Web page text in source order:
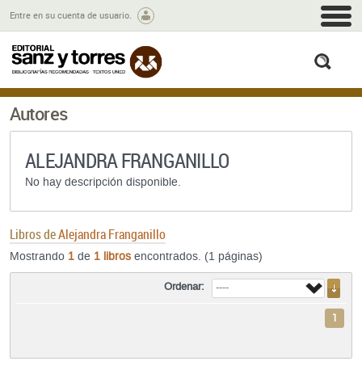
Entre en su cuenta de usuario.
Autores
ALEJANDRA FRANGANILLO
No hay descripción disponible.
Libros deAlejandra Franganillo
Mostrando 1 de 1 libros encontrados. (1 páginas)
Ordenar:
1